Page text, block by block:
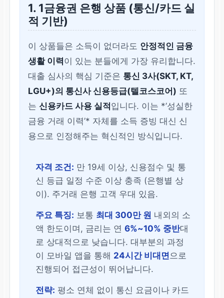
1. 1금융권 은행 상품 (통신/카드 실
적 기반)
이 상품들은 소득이 없더라도 안정적인 금융
생활 이력이 있는 분들에게 가장 유리합니다.
대출 심사의 핵심 기준은 통신 3사(SKT, KT,
LGU+)의 통신사 신용등급(텔코스코어) 또
는신용카드 사용 실적 입니다. 이는 *’성실한
금융 거래 이력’* 자체를 소득 증빙 대신 신
용으로 인정해주는 혁신적인 방식입니다.
자격 조건: 만 19세 이상, 신용점수 및 통
신 등급 일정 수준 이상 충족 (은행별 상
이). 주거래 은행 고객 우대 있음.
주요 특징: 보통 최대 300만 원 내외의 소
액 한도이며, 금리는 연6%~10% 중반대
로 상대적으로 낮습니다. 대부분의 과정
이 모바일 앱을 통해 24시간 비대면으로
진행되어 접근성이 뛰어납니다.
전략: 평소 연체 없이 통신 요금이나 카드